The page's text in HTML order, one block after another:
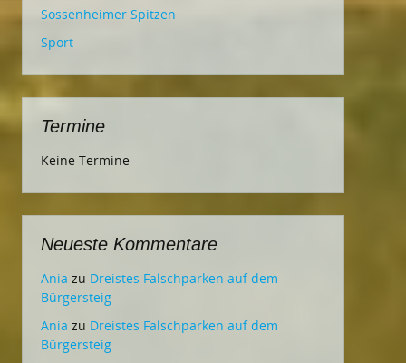
Sossenheimer Spitzen
Sport
Termine
Keine Termine
Neueste Kommentare
Ania zu Dreistes Falschparken auf dem
Bürgersteig
Ania zu Dreistes Falschparken auf dem
Bürgersteig